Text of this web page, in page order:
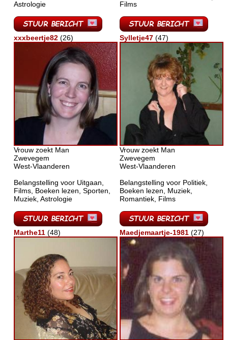
Astrologie
Films
xxxbeertje82 (26)
Vrouw zoekt Man
Zwevegem
West-Vlaanderen
Belangstelling voor Uitgaan,
Films, Boeken lezen, Sporten,
Muziek, Astrologie
Sylletje47 (47)
Vrouw zoekt Man
Zwevegem
West-Vlaanderen
Belangstelling voor Politiek,
Boeken lezen, Muziek,
Romantiek, Films
Marthe11 (48) Maedjemaartje-1981 (27)